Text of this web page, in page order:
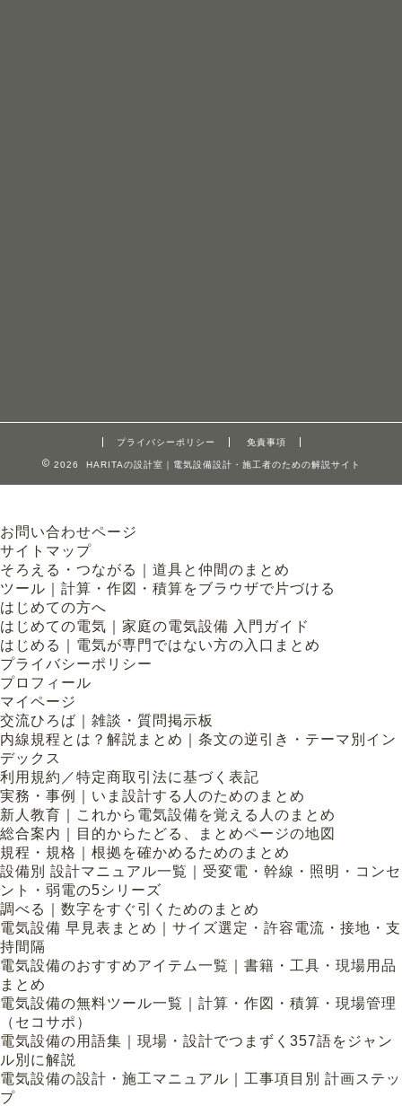
プライバシーポリシー 免責事項
2026 HARITAの設計室｜電気設備設計・施工者のための解説サイト
お問い合わせページ
サイトマップ
そろえる・つながる｜道具と仲間のまとめ
ツール｜計算・作図・積算をブラウザで片づける
はじめての方へ
はじめての電気｜家庭の電気設備 入門ガイド
はじめる｜電気が専門ではない方の入口まとめ
プライバシーポリシー
プロフィール
マイページ
交流ひろば｜雑談・質問掲示板
内線規程とは？解説まとめ｜条文の逆引き・テーマ別イン
デックス
利用規約／特定商取引法に基づく表記
実務・事例｜いま設計する人のためのまとめ
新人教育｜これから電気設備を覚える人のまとめ
総合案内｜目的からたどる、まとめページの地図
規程・規格｜根拠を確かめるためのまとめ
設備別 設計マニュアル一覧｜受変電・幹線・照明・コンセ
ント・弱電の5シリーズ
調べる｜数字をすぐ引くためのまとめ
電気設備 早見表まとめ｜サイズ選定・許容電流・接地・支
持間隔
電気設備のおすすめアイテム一覧｜書籍・工具・現場用品
まとめ
電気設備の無料ツール一覧｜計算・作図・積算・現場管理
（セコサポ）
電気設備の用語集｜現場・設計でつまずく357語をジャン
ル別に解説
電気設備の設計・施工マニュアル｜工事項目別 計画ステッ
プ